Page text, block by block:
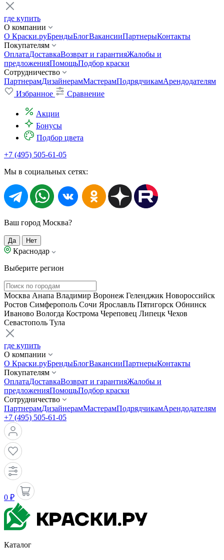
где купить
О компании
О Краски.руБрендыБлогВакансииПартнерыКонтакты
Покупателям
ОплатаДоставкаВозврат и гарантияЖалобы и
предложенияПомощьПодбор краски
Сотрудничество
ПартнерамДизайнерамМастерамПодрядчикамАрендодателям
Избранное
Сравнение
Акции
Бонусы
Подбор цвета
+7 (495) 505-61-05
Мы в социальных сетях:
Ваш город Москва?
Да Нет
Краснодар
Выберите регион
Москва Анапа Владимир Воронеж Геленджик Новороссийск
Ростов Симферополь Сочи Ярославль Пятигорск Обнинск
Иваново Вологда Кострома Череповец Липецк Чехов
Севастополь Тула
где купить
О компании
О Краски.руБрендыБлогВакансииПартнерыКонтакты
Покупателям
ОплатаДоставкаВозврат и гарантияЖалобы и
предложенияПомощьПодбор краски
Сотрудничество
ПартнерамДизайнерамМастерамПодрядчикамАрендодателям
+7 (495) 505-61-05
0 ₽
Каталог